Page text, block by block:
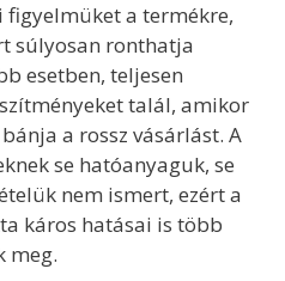
a termékre,
súlyosan ronthatja
esetben, teljesen
talál, amikor
a rossz vásárlást. A
se hatóanyaguk, se
nem ismert, ezért a
káros hatásai is több
meg.